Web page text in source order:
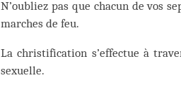
N’oubliez pas que chacun de vos
marches de feu.
La christification s’effectue à
sexuelle.